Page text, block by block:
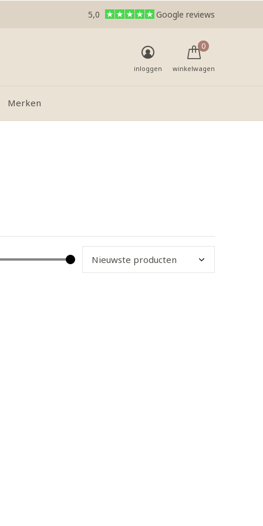
Merken
inloggen winkelwagen
0
5,0 Google reviews